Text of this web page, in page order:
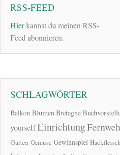
RSS-FEED
Hierkannst du meinen RSS-
Feed abonnieren.
SCHLAGWÖRTER
Balkon Blumen Bretagne
yourselfEinrichtungFernweh
Garten Gemüse Gewinnspiel Hackfleisch